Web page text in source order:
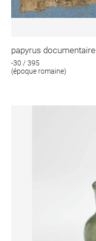
papyrus documentaire
-30 / 395
(époque romaine)